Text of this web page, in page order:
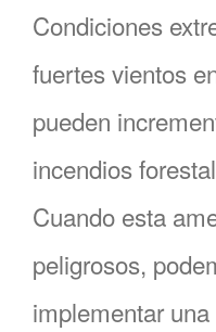
Condiciones
fuertes vientos
pueden
incendios
Cuando esta
peligrosos,
implementar una